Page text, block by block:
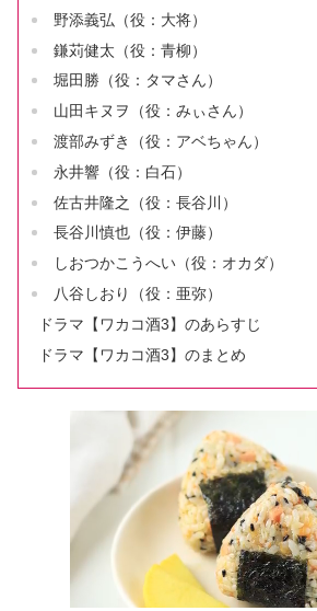
野添義弘（役：大将）
鎌苅健太（役：青柳）
堀田勝（役：タマさん）
山田キヌヲ（役：みぃさん）
渡部みずき（役：アベちゃん）
永井響（役：白石）
佐古井隆之（役：長谷川）
長谷川慎也（役：伊藤）
しおつかこうへい（役：オカダ）
八谷しおり（役：亜弥）
ドラマ【ワカコ酒3】のあらすじ
ドラマ【ワカコ酒3】のまとめ